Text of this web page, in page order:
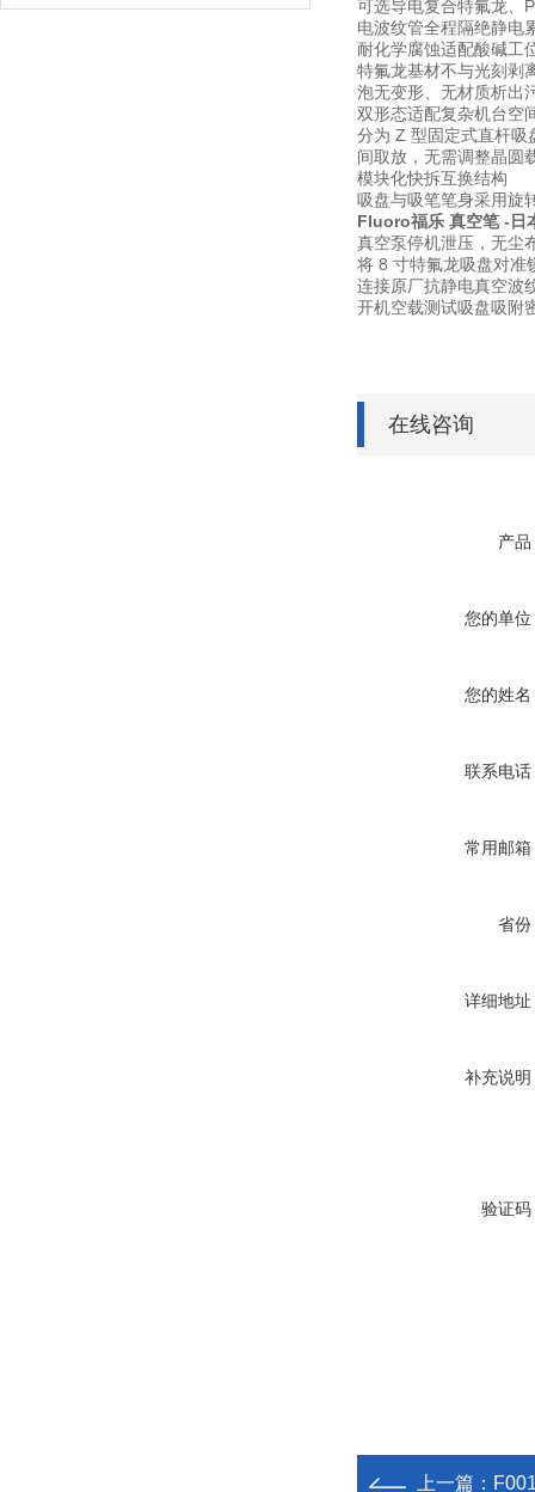
可选导电复合特氟龙、
电波纹管全程隔绝静电
耐化学腐蚀适配酸碱工
特氟龙基材不与光刻剥
泡无变形、无材质析出
双形态适配复杂机台空
分为 Z 型固定式直杆吸
间取放，无需调整晶圆
模块化快拆互换结构
吸盘与吸笔笔身采用旋
Fluoro福乐 真空笔 -日
真空泵停机泄压，无尘
将 8 寸特氟龙吸盘对准
连接原厂抗静电真空波
开机空载测试吸盘吸附
在线咨询
产品
您的单位
您的姓名
联系电话
常用邮箱
省份
详细地址
补充说明
验证码
上一篇：